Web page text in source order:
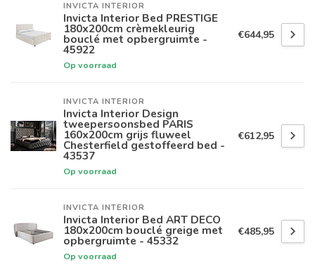
INVICTA INTERIOR
Invicta Interior Bed PRESTIGE
180x200cm crèmekleurig
bouclé met opbergruimte -
45922
Op voorraad
€644,95
INVICTA INTERIOR
Invicta Interior Design
tweepersoonsbed PARIS
160x200cm grijs fluweel
Chesterfield gestoffeerd bed -
43537
Op voorraad
€612,95
INVICTA INTERIOR
Invicta Interior Bed ART DECO
180x200cm bouclé greige met
opbergruimte - 45332
Op voorraad
€485,95